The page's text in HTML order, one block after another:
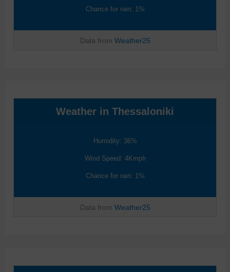
Chance for rain: 1%
Data from Weather25
Weather in Thessaloniki
Humidity: 36%
Wind Speed: 4Kmph
Chance for rain: 1%
Data from Weather25